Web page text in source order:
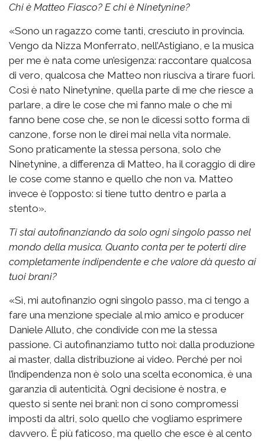
Chi è Matteo Fiasco? E chi è Ninetynine?
«Sono un ragazzo come tanti, cresciuto in provincia.
Vengo da Nizza Monferrato, nell’Astigiano, e la musica
per me è nata come un’esigenza: raccontare qualcosa
di vero, qualcosa che Matteo non riusciva a tirare fuori.
Così è nato Ninetynine, quella parte di me che riesce a
parlare, a dire le cose che mi fanno male o che mi
fanno bene cose che, se non le dicessi sotto forma di
canzone, forse non le direi mai nella vita normale.
Sono praticamente la stessa persona, solo che
Ninetynine, a differenza di Matteo, ha il coraggio di dire
le cose come stanno e quello che non va. Matteo
invece è l’opposto: si tiene tutto dentro e parla a
stento».
Ti stai autofinanziando da solo ogni singolo passo nel
mondo della musica. Quanto conta per te poterti dire
completamente indipendente e che valore dà questo ai
tuoi brani?
«Sì, mi autofinanzio ogni singolo passo, ma ci tengo a
fare una menzione speciale al mio amico e producer
Daniele Alluto, che condivide con me la stessa
passione. Ci autofinanziamo tutto noi: dalla produzione
ai master, dalla distribuzione ai video. Perché per noi
l’indipendenza non è solo una scelta economica, è una
garanzia di autenticità. Ogni decisione è nostra, e
questo si sente nei brani: non ci sono compromessi
imposti da altri, solo quello che vogliamo esprimere
davvero. È più faticoso, ma quello che esce è al cento